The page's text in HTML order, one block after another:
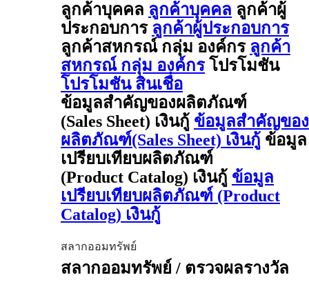
ลูกค้าบุคคล ลูกค้าบุคคล ลูกค้าผู้
ประกอบการ ลูกค้าผู้ประกอบการ
ลูกค้าสหกรณ์ กลุ่ม องค์กร ลูกค้า
สหกรณ์ กลุ่ม องค์กร โปรโมชัน
โปรโมชัน สินเชื่อ
ข้อมูลสำคัญของผลิตภัณฑ์
(Sales Sheet) เงินกู้ ข้อมูลสำคัญของ
ผลิตภัณฑ์(Sales Sheet) เงินกู้ ข้อมูล
เปรียบเทียบผลิตภัณฑ์
(Product Catalog) เงินกู้ ข้อมูล
เปรียบเทียบผลิตภัณฑ์ (Product
Catalog) เงินกู้
สลากออมทรัพย์
สลากออมทรัพย์ / ตรวจผลรางวัล